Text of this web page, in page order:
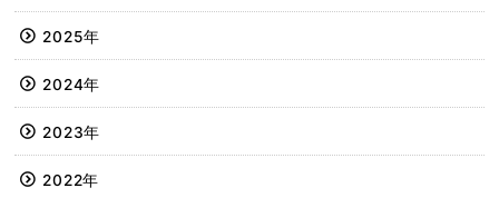
2025年
2024年
2023年
2022年